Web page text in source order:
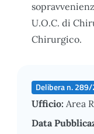
U.O.C. di
Chirurgico.
Delibera n.
Ufficio: Area
Data